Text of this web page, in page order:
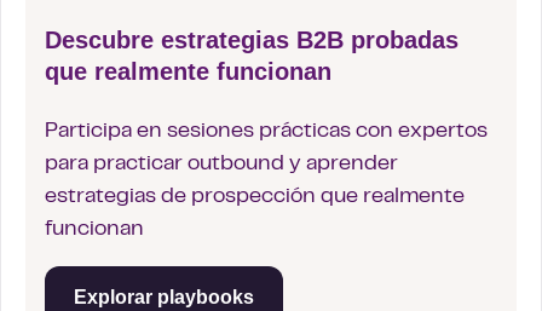
Descubre estrategias B2B probadas
que realmente funcionan
Participa en sesiones prácticas con expertos
para practicar outbound y aprender
estrategias de prospección que realmente
funcionan
Explorar playbooks